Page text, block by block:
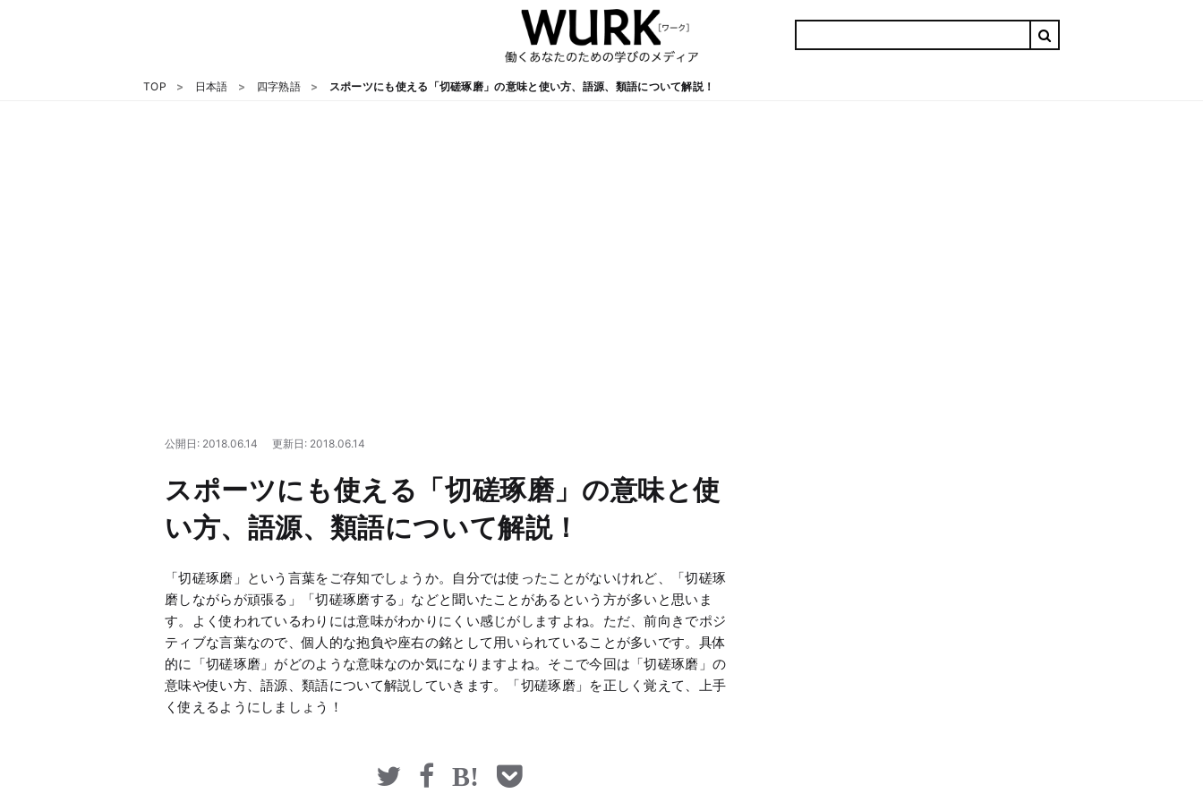
TOP 日本語 四字熟語 スポーツにも使える「切磋琢磨」の意味と使い方、語源、類語について解説！
公開日: 2018.06.14 更新日: 2018.06.14
スポーツにも使える「切磋琢磨」の意味と使
い方、語源、類語について解説！
「切磋琢磨」という言葉をご存知でしょうか。自分では使ったことがないけれど、「切磋琢
磨しながらが頑張る」「切磋琢磨する」などと聞いたことがあるという方が多いと思いま
す。よく使われているわりには意味がわかりにくい感じがしますよね。ただ、前向きでポジ
ティブな言葉なので、個人的な抱負や座右の銘として用いられていることが多いです。具体
的に「切磋琢磨」がどのような意味なのか気になりますよね。そこで今回は「切磋琢磨」の
意味や使い方、語源、類語について解説していきます。「切磋琢磨」を正しく覚えて、上手
く使えるようにしましょう！